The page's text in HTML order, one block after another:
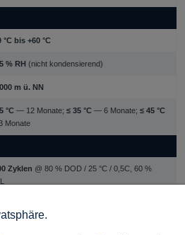
°C bis +60 °C
% RH (nicht kondensierend)
m ü. NN
°C — 12 Monate; ≤ 35 °C — 6 Monate; ≤ 45 °C
Monate
Zyklen @ 80 % DOD / 25 °C / 0,5C, 60 %